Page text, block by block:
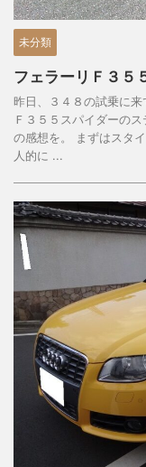
未分類
フェラーリＦ３５
昨日、３４８の試乗に
Ｆ３５５スパイダーの
の感想を。 まずはスタ
人的に ...